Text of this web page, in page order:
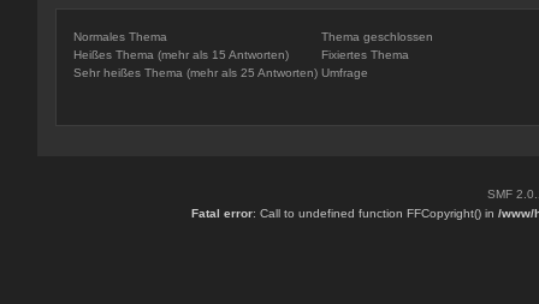
Normales Thema
Heißes Thema (mehr als 15 Antworten)
Sehr heißes Thema (mehr als 25 Antworten)
Thema geschlossen
Fixiertes Thema
Umfrage
SMF
Fatal error: Call to undefined function FFCopyright() in/www/